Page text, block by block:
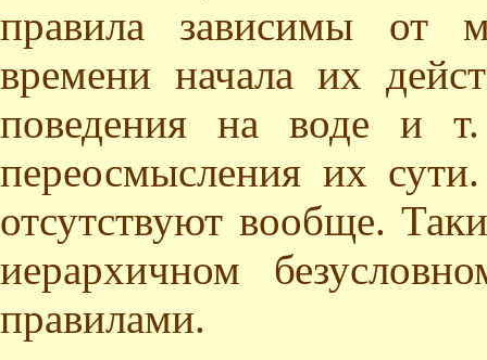
правила зависимы от
времени начала их
поведения на воде и
переосмысления их
отсутствуют вообще.
иерархичном
правилами.